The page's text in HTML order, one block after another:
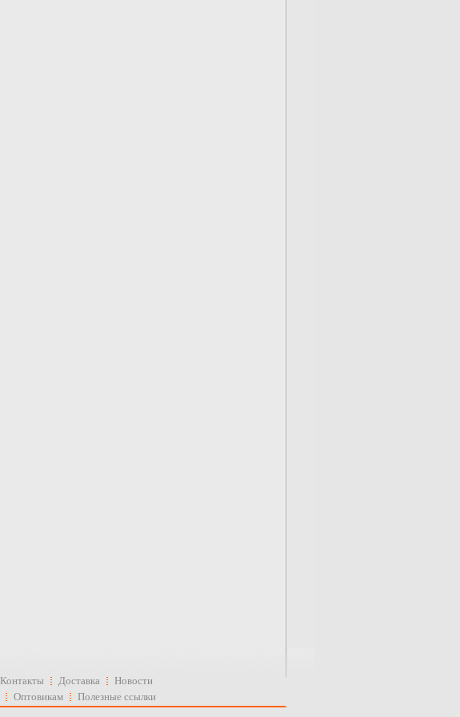
Контакты Доставка
Новости
Оптовикам Полезные ссылки